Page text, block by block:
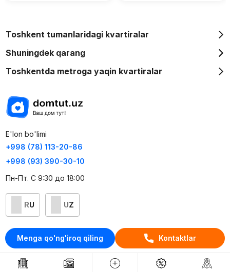
Menga qo'ng'iroq qiling Kontaktlar
Toshkent tumanlaridagi kvartiralar
Shuningdek qarang
Toshkentda metroga yaqin kvartiralar
E'lon bo'limi
+998 (78) 113-20-86
+998 (93) 390-30-10
Пн-Пт. С 9:30 до 18:00
RU UZ
Kontaktlar
loyiha haqida
Webnow © loyihasi